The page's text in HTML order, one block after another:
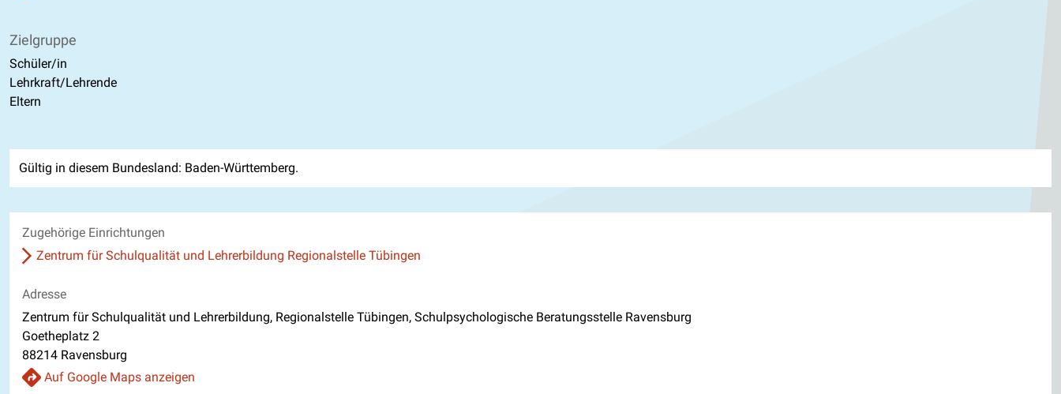
Zielgruppe
Schüler/in
Lehrkraft/Lehrende
Eltern
Gültig in diesem Bundesland: Baden-Württemberg.
Zugehörige Einrichtungen
Zentrum für Schulqualität und Lehrerbildung Regionalstelle Tübingen
Adresse
Zentrum für Schulqualität und Lehrerbildung, Regionalstelle Tübingen, Schulpsychologische Beratungsstelle Ravensburg
Goetheplatz 2
88214 Ravensburg
Auf Google Maps anzeigen